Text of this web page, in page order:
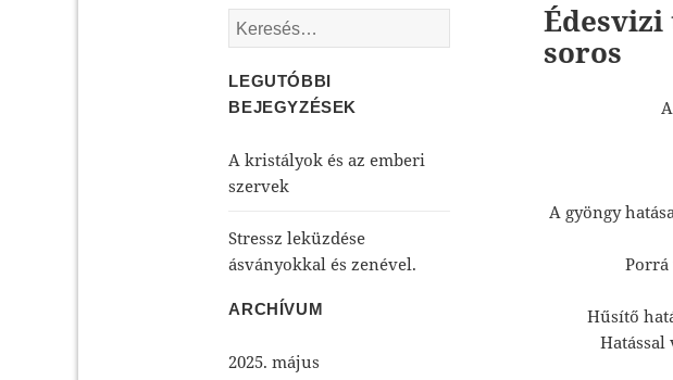
soros
A gyöngy
Porrá
Hűsítő
Hatással
Keresés:
LEGUTÓBBI
BEJEGYZÉSEK
A kristályok és az emberi
szervek
Stressz leküzdése
ásványokkal és zenével.
ARCHÍVUM
2025. május